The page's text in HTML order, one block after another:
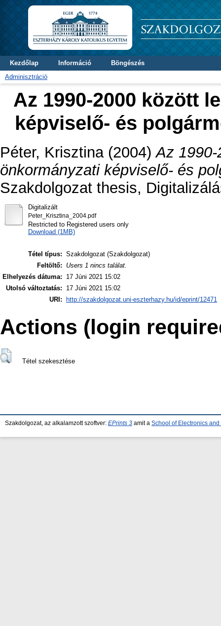
Kezdőlap Információ
Böngészés
Adminisztráció
Az 1990-2000 között
képviselő- és
Péter, Krisztina(2004)Az
önkormányzati képviselő- és
Szakdolgozat thesis,
Digitalizált
Peter_Krisztina_2004.pdf
Restricted to Registered users only
Download (1MB)
Tétel típus: Szakdolgozat (Szakdolgozat)
Feltöltő:
Users 1 nincs találat.
Elhelyezés dátuma:
17 Júni 2021 15:02
Utolsó változtatás:
17 Júni 2021 15:02
URI:
http://szakdolgozat.uni-eszterhazy.hu/id/eprint/12471
Actions (login
Tétel szekesztése
Szakdolgozat, az alkalamzott szoftver: EPrints 3 amit a School of Electronics